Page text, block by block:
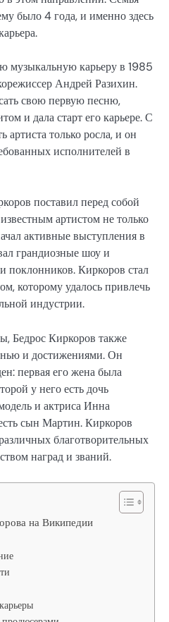
было 4 года, и именно здесь
музыкальную карьеру в 1985
Андрей Разихин.
свою первую песню,
и дала старт его карьере. С
только росла, и он
исполнителей в
поставил перед собой
артистом не только
активные выступления в
грандиозные шоу и
поклонников. Киркоров стал
которому удалось привлечь
индустрии.
Бедрос Киркоров также
и достижениями. Он
первая его жена была
у него есть дочь
и актриса Инна
сын Мартин. Киркоров
благотворительных
наград и званий.
на Википедии